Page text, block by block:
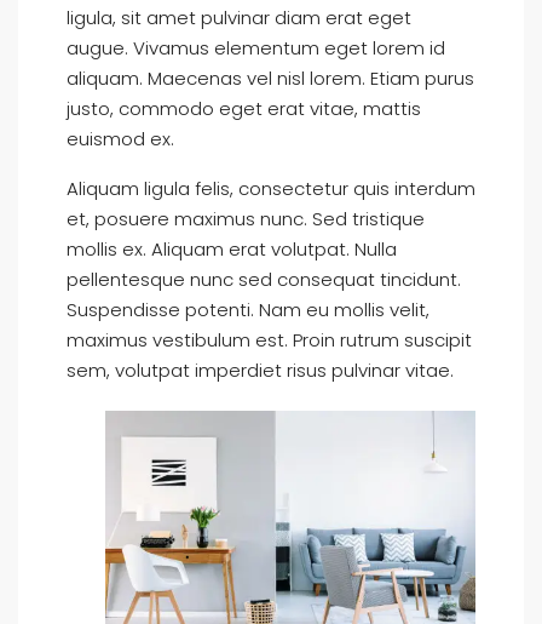
ligula, sit amet pulvinar diam erat eget
augue. Vivamus elementum eget lorem id
aliquam. Maecenas vel nisl lorem. Etiam purus
justo, commodo eget erat vitae, mattis
euismod ex.
Aliquam ligula felis, consectetur quis interdum
et, posuere maximus nunc. Sed tristique
mollis ex. Aliquam erat volutpat. Nulla
pellentesque nunc sed consequat tincidunt.
Suspendisse potenti. Nam eu mollis velit,
maximus vestibulum est. Proin rutrum suscipit
sem, volutpat imperdiet risus pulvinar vitae.